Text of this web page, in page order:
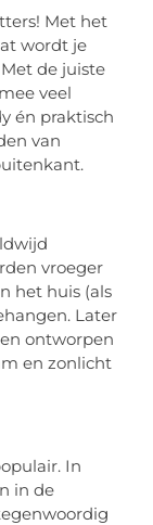
Met het
wordt je
de juiste
veel
én praktisch
van
vroeger
het huis (als
Later
ontworpen
en zonlicht
In
in de